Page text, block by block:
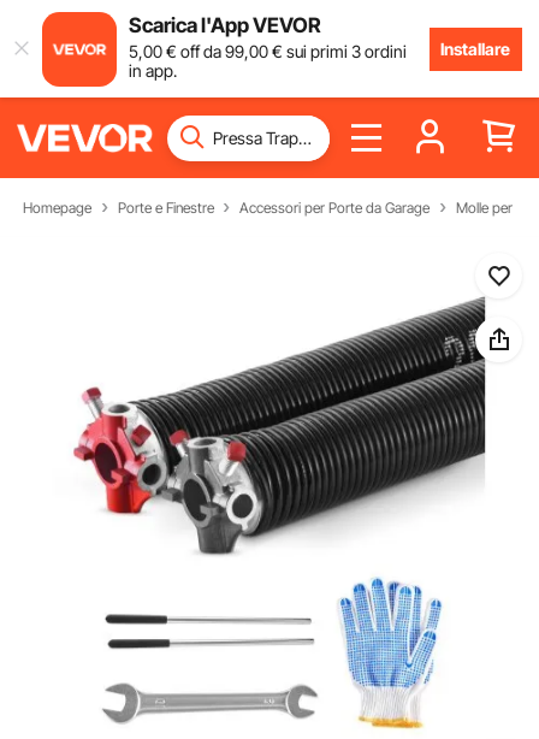
Scarica l'App VEVOR
5,00€ off da99,00€ sui primi 3 ordini
in app.
Installare
Homepage Porte e Finestre Accessori per Porte da Garage Molle per